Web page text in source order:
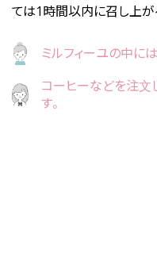
ては1時間以内に召し上が
ミルフィーユの中に
コーヒーなどを注文
す。